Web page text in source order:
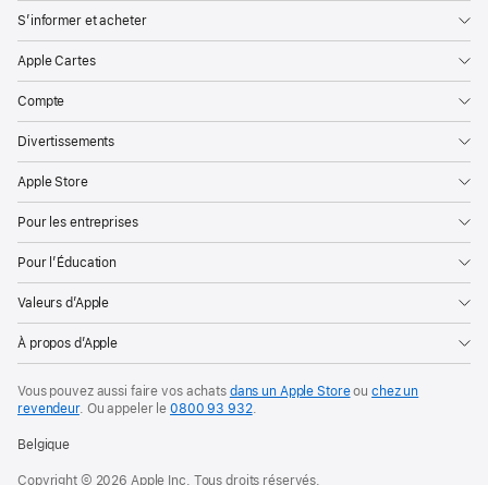
S’informer et acheter
Apple Cartes
Compte
Divertissements
Apple Store
Pour les entreprises
Pour l’Éducation
Valeurs d’Apple
À propos d’Apple
Vous pouvez aussi faire vos achats dans un Apple Storeouchez un
revendeur. Ouappeler le0800 93 932.
Belgique
Copyright © 2026 Apple Inc. Tous droits réservés.